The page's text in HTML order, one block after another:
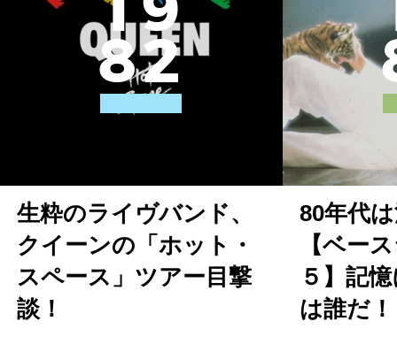
82
生粋のライヴバンド、
クイーンの「ホット・
スペース」ツアー目撃
談！
80年代
【ベー
５】記
は誰だ！